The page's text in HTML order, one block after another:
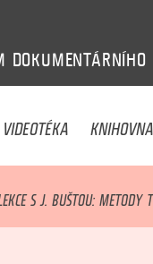
DOKUMENTÁRNÍHO
VIDEOTÉKA KNIHOVNA
S J. BUŠTOU: METODY